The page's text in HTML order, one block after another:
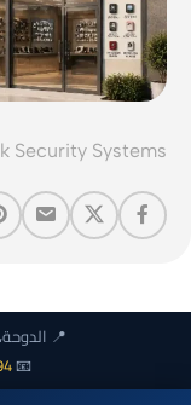
Security Systems
📍
📧